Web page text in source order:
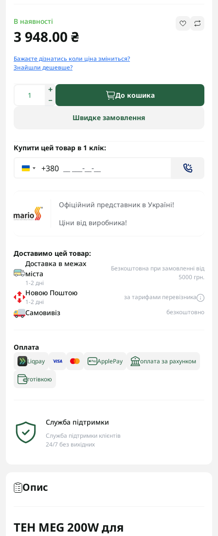
Офіційний представник в Україні!
Ціни від виробника!
В наявності
3 948.00 ₴
Бажаєте дізнатись коли ціна зміниться?
Знайшли дешевше?
До кошика
Швидке замовлення
Купити цей товар в 1 клік:
+380
Доставимо цей товар:
Доставка в межах
міста
1-2 дні
Безкоштовна при замовленні від
5000 грн.
Новою Поштою
1-2 дні
за тарифами перевізника
Самовивіз безкоштовно
Оплата
Liqpay ApplePay оплата за рахунком
готівкою
Служба підтримки
Служба підтримки клієнтів
24/7 без вихідних
Опис
ТЕН MEG 200W для